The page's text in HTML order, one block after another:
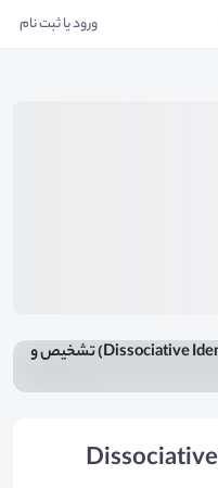
ورود یا ثبت نام
اختلال هویت تجزیه‌ای (Dissociative